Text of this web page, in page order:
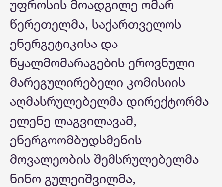
უფროსის მოადგილე ომარ
წერეთელმა, საქართველოს
ენერგეტიკისა და
წყალმომარაგების ეროვნული
მარეგულირებელი კომისიის
აღმასრულებელმა დირექტორმა
ელენე ლაგვილავამ,
ენერგოომბუდსმენის
მოვალეობის შემსრულებელმა
ნინო გულეიშვილმა,